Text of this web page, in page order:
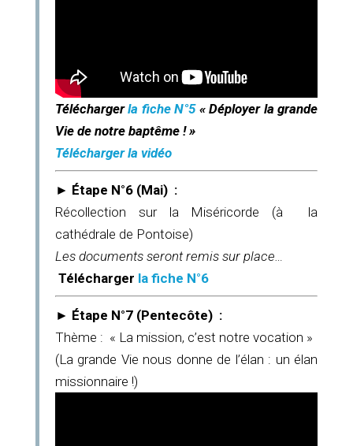
Téléchargerla fiche N°5« Déployer la grande
Vie de notre baptême ! »
Télécharger la vidéo
► Étape N°6 (Mai) :
Récollection sur la Miséricorde (à la
cathédrale de Pontoise)
Les documents seront remis sur place…
Télécharger la fiche N°6
► Étape N°7 (Pentecôte) :
Thème : « La mission, c’est notre vocation »
(La grande Vie nous donne de l’élan : un élan
missionnaire !)